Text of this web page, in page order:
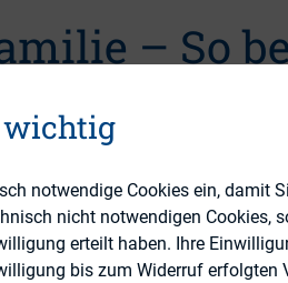
– So
Familien-
wichtig
notwendige Cookies ein, damit
nicht notwendigen Cookies,
erteilt haben. Ihre
bis zum Widerruf erfolgten